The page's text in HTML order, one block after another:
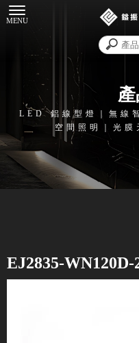
EJ2835-